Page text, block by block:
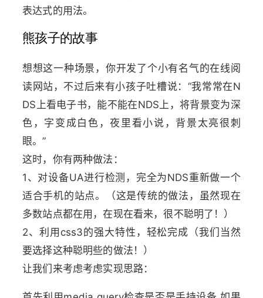
表达式的用法。
熊孩子的故事
想想这一种场景，你开发了个小有名气的在线阅
读网站，不过后来有小孩子吐槽说：“我常常在N
DS上看电子书，能不能在NDS上，将背景变为深
色，字变成白色，夜里看小说，背景太亮很刺
眼。”
这时，你有两种做法：
1、对设备UA进行检测，完全为NDS重新做一个
适合手机的站点。（这是传统的做法，虽然现在
多数站点都在用，在现在看来，很不聪明了！）
2、利用css3的强大特性，轻松完成（我们当然
要选择这种聪明些的做法！）
让我们来考虑考虑实现思路：